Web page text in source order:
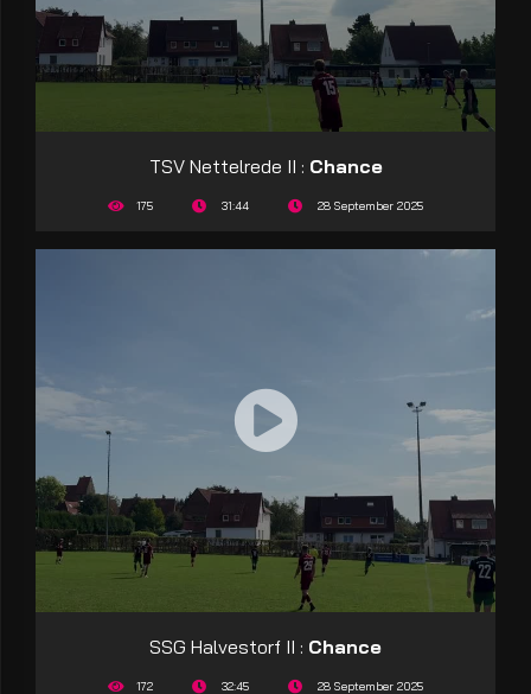
TSV Nettelrede II : Chance
175 31:44 28 September 2025
SSG Halvestorf II : Chance
172 32:45 28 September 2025